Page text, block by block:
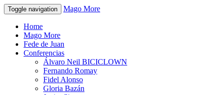
Toggle navigation Mago More
Home
Mago More
Fede de Juan
Conferencias
Álvaro Neil BICICLOWN
Fernando Romay
Fidel Alonso
Gloria Bazán